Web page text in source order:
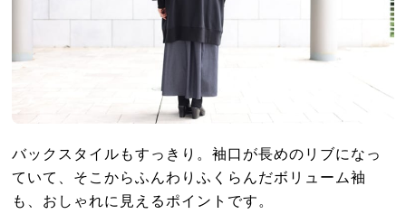
バックスタイルもすっきり。袖口が長めのリブになっ
ていて、そこからふんわりふくらんだボリューム袖
も、おしゃれに見えるポイントです。